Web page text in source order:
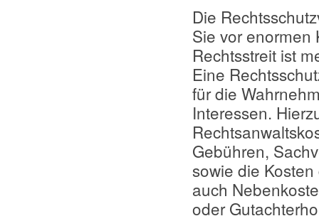
Die
Sie vor enormen
Rechtsstreit ist
Eine
für die
Interessen.
Gebühren,
sowie die
auch
oder